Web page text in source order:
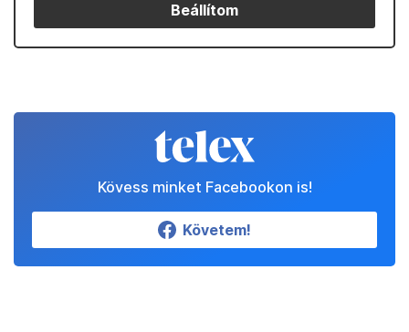
Beállítom
Kövess minket Facebookon is!
Követem!